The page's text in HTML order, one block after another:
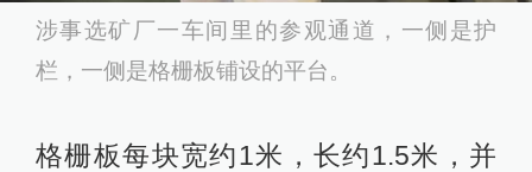
涉事选矿厂一车间里的参观通道，一侧是护
栏，一侧是格栅板铺设的平台。
格栅板每块宽约1米，长约1.5米，并